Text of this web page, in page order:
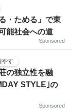
・ためる」で東
能社会への道
Sponsored
やす
の独立性を融
STYLE｣の
Sponsored